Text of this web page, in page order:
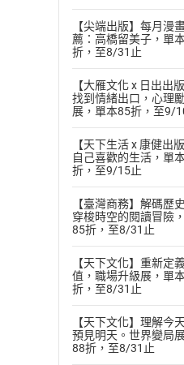
【尖端出版】每月漫
薦：高橋留美子，單
折，至8/31止
【大雁文化 x 日出出
找到情緒出口，心理
展，單本85折，至9/
【天下生活 x 康健出
自己喜歡的生活，單
折，至9/15止
【臺灣商務】解碼歷
穿梭時空的閱讀冒險
85折，至8/31止
【天下文化】重新定
值，職場升級展，單
折，至8/31止
【天下文化】理解今
預見明天。世界變局
88折，至8/31止